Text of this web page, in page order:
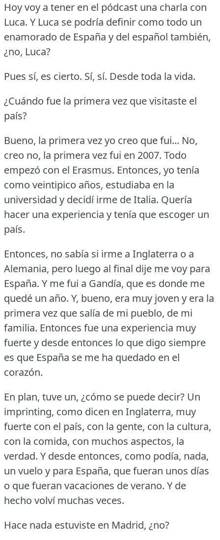
Hoy voy a tener en el pódcast una charla con
Luca. Y Luca se podría definir como todo un
enamorado de España y del español también,
¿no, Luca?
Pues sí, es cierto. Sí, sí. Desde toda la vida.
¿Cuándo fue la primera vez que visitaste el
país?
Bueno, la primera vez yo creo que fui... No,
creo no, la primera vez fui en 2007. Todo
empezó con el Erasmus. Entonces, yo tenía
como veintipico años, estudiaba en la
universidad y decidí irme de Italia. Quería
hacer una experiencia y tenía que escoger un
país.
Entonces, no sabía si irme a Inglaterra o a
Alemania, pero luego al final dije me voy para
España. Y me fui a Gandía, que es donde me
quedé un año. Y, bueno, era muy joven y era la
primera vez que salía de mi pueblo, de mi
familia. Entonces fue una experiencia muy
fuerte y desde entonces lo que digo siempre
es que España se me ha quedado en el
corazón.
En plan, tuve un, ¿cómo se puede decir? Un
imprinting, como dicen en Inglaterra, muy
fuerte con el país, con la gente, con la cultura,
con la comida, con muchos aspectos, la
verdad. Y desde entonces, como podía, nada,
un vuelo y para España, que fueran unos días
o que fueran vacaciones de verano. Y de
hecho volví muchas veces.
Hace nada estuviste en Madrid, ¿no?